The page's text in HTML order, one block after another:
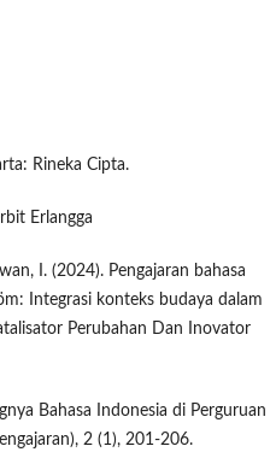
Rineka Cipta.
Erlangga
I. (2024). Pengajaran bahasa
Integrasi konteks budaya dalam
Perubahan Dan Inovator
Bahasa Indonesia di Perguruan
2 (1), 201-206.